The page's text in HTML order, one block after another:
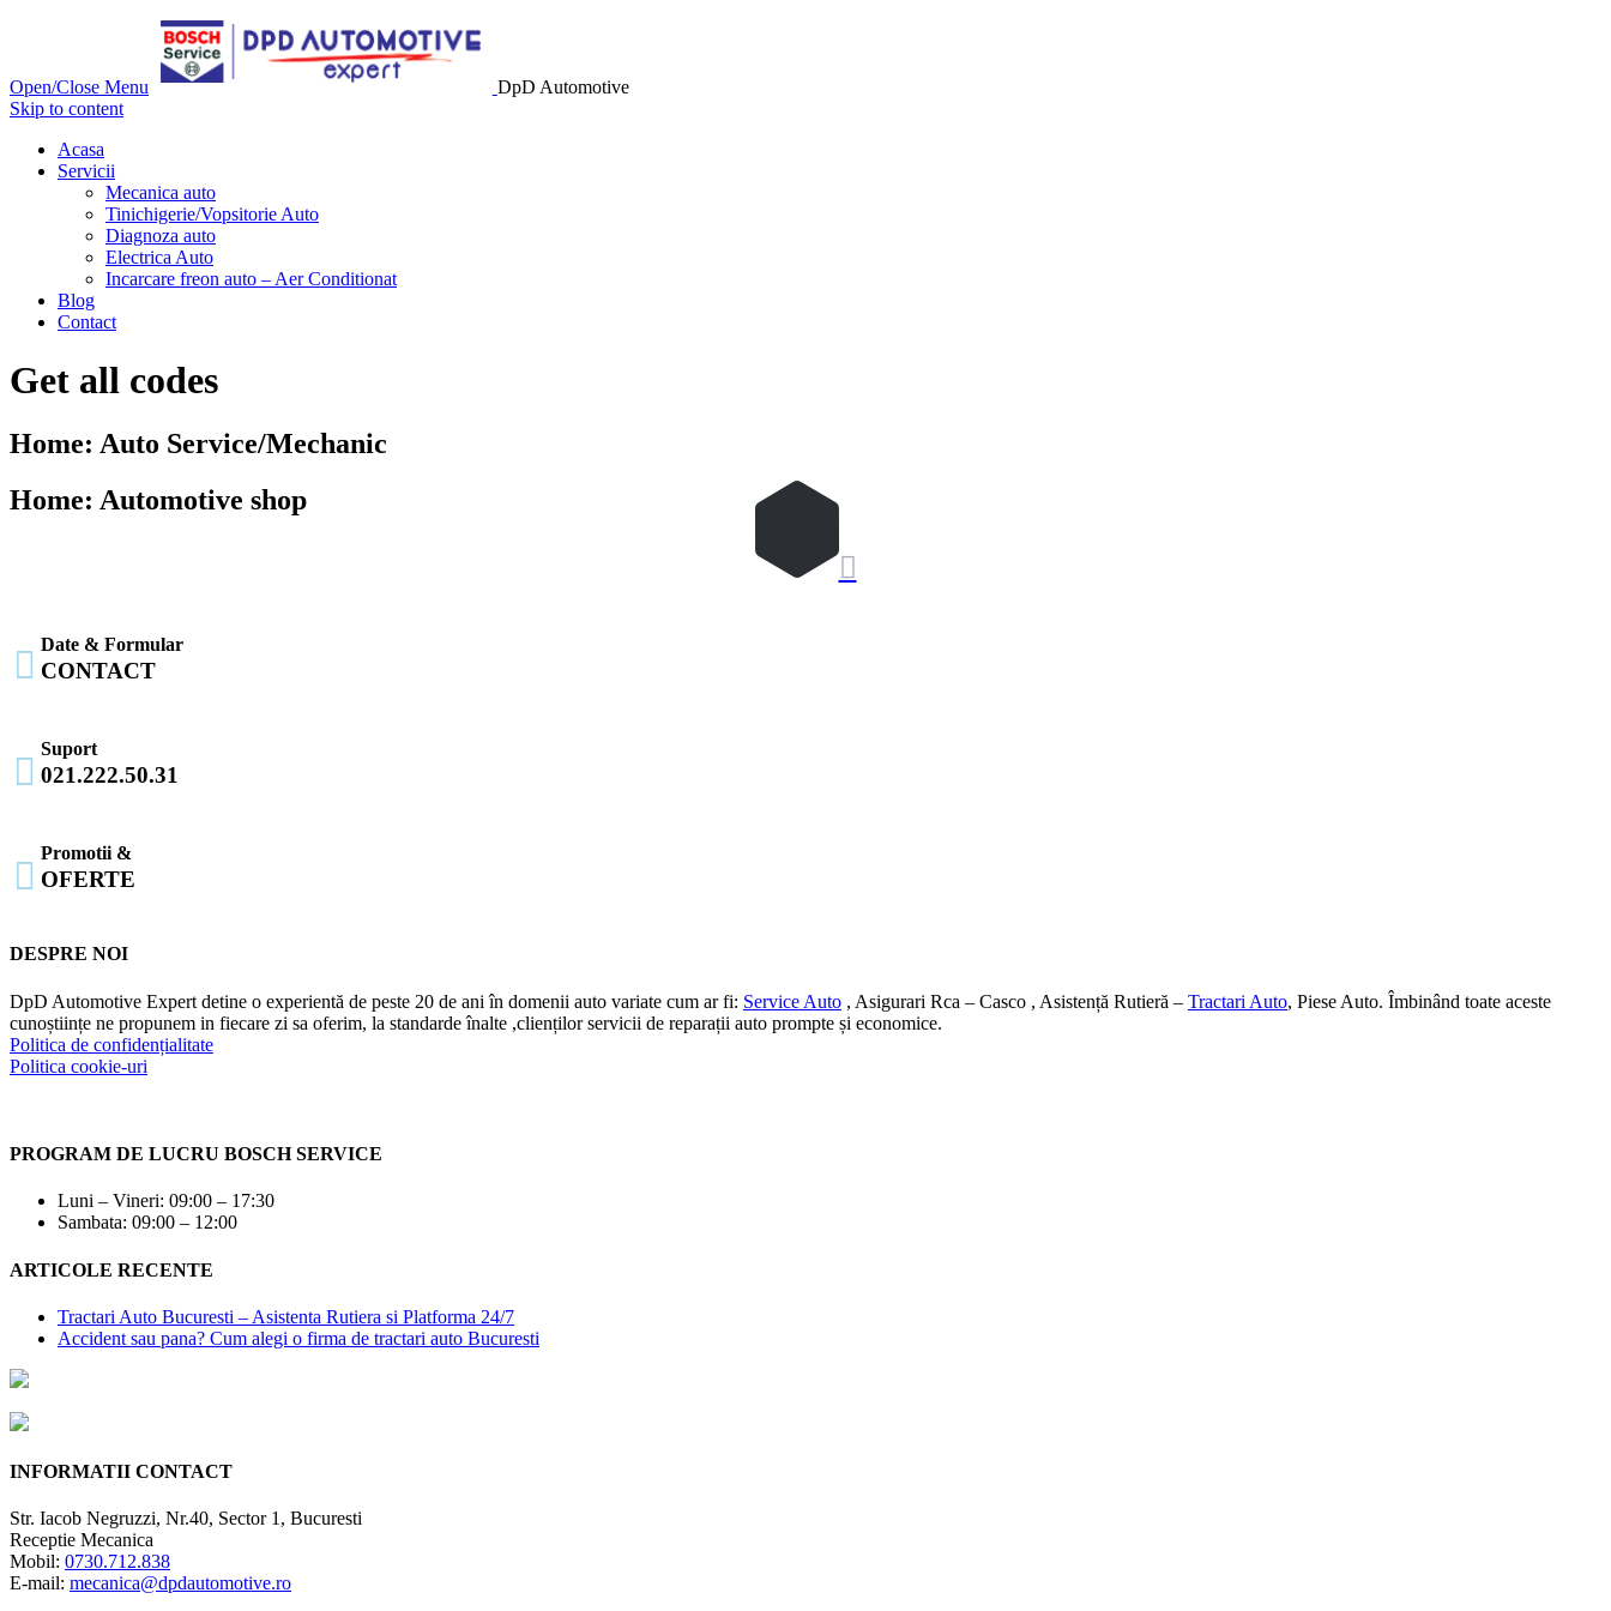
Open/Close Menu
DpD Automotive
Skip to content
Acasa
Servicii
Mecanica auto
Tinichigerie/Vopsitorie Auto
Diagnoza auto
Electrica Auto
Incarcare freon auto – Aer Conditionat
Blog
Contact
Get all codes
Home: Auto Service/Mechanic
Home: Automotive shop

 Date & Formular
CONTACT

Suport
021.222.50.31

Promotii &
OFERTE
DESPRE NOI
DpD Automotive Expert detine o experientă de peste 20 de ani în domenii auto variate cum ar fi: Service Auto , Asigurari Rca – Casco , Asistență Rutieră – Tractari Auto, Piese Auto. Îmbinând toate aceste
cunoștiințe ne propunem in fiecare zi sa oferim, la standarde înalte ,clienților servicii de reparații auto prompte și economice.
Politica de confidențialitate
Politica cookie-uri
PROGRAM DE LUCRU BOSCH SERVICE
Luni – Vineri: 09:00 – 17:30
Sambata: 09:00 – 12:00
ARTICOLE RECENTE
Tractari Auto Bucuresti – Asistenta Rutiera si Platforma 24/7
Accident sau pana? Cum alegi o firma de tractari auto Bucuresti
INFORMATII CONTACT
Str. Iacob Negruzzi, Nr.40, Sector 1, Bucuresti
Receptie Mecanica
Mobil: 0730.712.838
E-mail: mecanica@dpdautomotive.ro